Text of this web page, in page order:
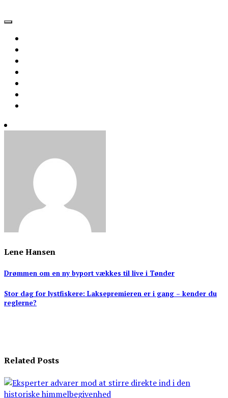
Lene Hansen
Indlægsnavigation
Drømmen om en ny byport vækkes til live i Tønder
Stor dag for lystfiskere: Laksepremieren er i gang – kender du
reglerne?
Related Posts